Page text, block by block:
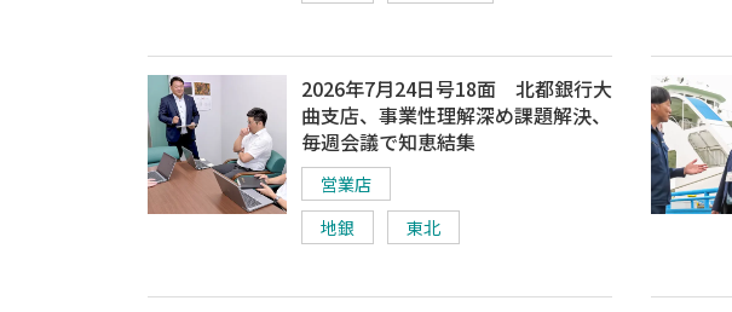
2026年7月24日号18面 北都銀行大
曲支店、事業性理解深め課題解決、
毎週会議で知恵結集
営業店
地銀
東北